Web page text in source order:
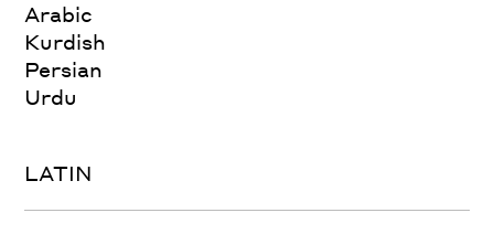
Arabic
Kurdish
Persian
Urdu
LATIN